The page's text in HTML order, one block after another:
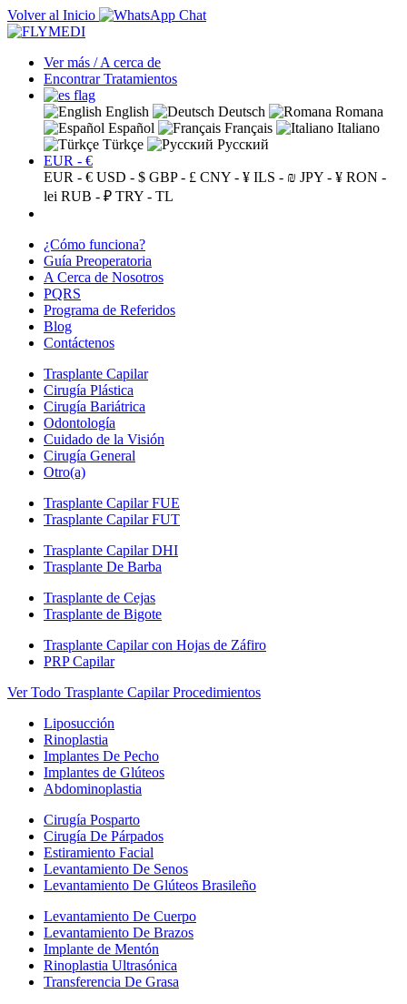
Volver al Inicio
Ver más / A cerca de
Encontrar Tratamientos
English Deutsch
Romana
Español
Français
Italiano
Türkçe
Русский
EUR - €
EUR - € USD - $ GBP - £ CNY - ¥ ILS - ₪ JPY - ¥ RON -
lei RUB - ₽ TRY - TL
¿Cómo funciona?
Guía Preoperatoria
A Cerca de Nosotros
PQRS
Programa de Referidos
Blog
Contáctenos
Trasplante Capilar
Cirugía Plástica
Cirugía Bariátrica
Odontología
Cuidado de la Visión
Cirugía General
Otro(a)
Trasplante Capilar FUE
Trasplante Capilar FUT
Trasplante Capilar DHI
Trasplante De Barba
Trasplante de Cejas
Trasplante de Bigote
Trasplante Capilar con Hojas de Záfiro
PRP Capilar
Ver Todo Trasplante Capilar Procedimientos
Liposucción
Rinoplastia
Implantes De Pecho
Implantes de Glúteos
Abdominoplastia
Cirugía Posparto
Cirugía De Párpados
Estiramiento Facial
Levantamiento De Senos
Levantamiento De Glúteos Brasileño
Levantamiento De Cuerpo
Levantamiento De Brazos
Implante de Mentón
Rinoplastia Ultrasónica
Transferencia De Grasa